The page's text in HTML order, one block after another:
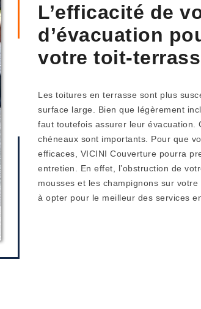
L’efficacité de
d’évacuation
votre toit-
Les toitures en terrasse sont plus
surface large. Bien que légèrement
faut toutefois assurer leur évacuation.
chéneaux sont importants. Pour que
efficaces, VICINI Couverture pourra
entretien. En effet, l’obstruction de
mousses et les champignons sur
à opter pour le meilleur des services